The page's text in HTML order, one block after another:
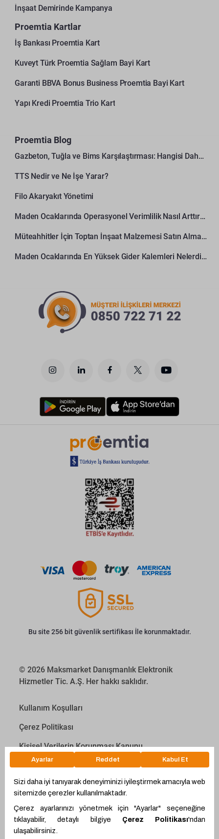
WhatsApp
Teklif Hattı
İnşaat Demirinde Kampanya
Proemtia Kartlar
İş Bankası Proemtia Kart
Kuveyt Türk Proemtia Sağlam Bayi Kart
Garanti BBVA Bonus Business Proemtia Bayi Kart
Yapı Kredi Proemtia Trio Kart
Proemtia Blog
Gazbeton, Tuğla ve Bims Karşılaştırması: Hangisi Daha Avantajlı?
TTS Nedir ve Ne İşe Yarar?
Filo Akaryakıt Yönetimi
Maden Ocaklarında Operasyonel Verimlilik Nasıl Arttırılır?
Müteahhitler İçin Toptan İnşaat Malzemesi Satın Alma Rehberi
Maden Ocaklarında En Yüksek Gider Kalemleri Nelerdir?
Bu site 256 bit güvenlik sertifikası İle korunmaktadır.
© 2026 Maksmarket Danışmanlık Elektronik
Hizmetler Tic. A.Ş. Her hakkı saklıdır.
Kullanım Koşulları
Çerez Politikası
Kişisel Verilerin Korunması Kanunu
İletişim Aydınlatma Metni
Proyakıt
Ödeme Hesaplama Aracı